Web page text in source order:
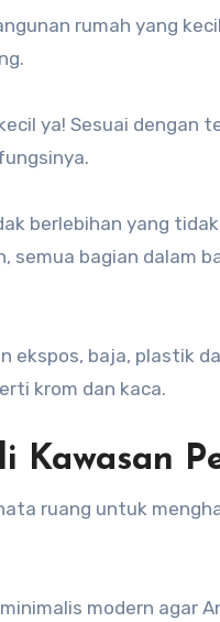
rumah yang
ya! Sesuai dengan
berlebihan yang
semua bagian dalam
ekspos, baja, plastik
krom dan kaca.
Kawasan
ruang untuk
modern agar